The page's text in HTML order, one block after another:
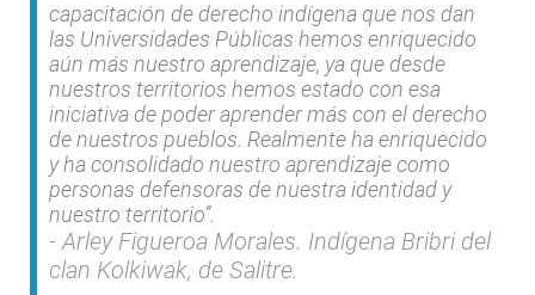
capacitación de derecho indígena que nos dan
las Universidades Públicas hemos enriquecido
aún más nuestro aprendizaje, ya que desde
nuestros territorios hemos estado con esa
iniciativa de poder aprender más con el derecho
de nuestros pueblos. Realmente ha enriquecido
y ha consolidado nuestro aprendizaje como
personas defensoras de nuestra identidad y
nuestro territorio”.
Arley Figueroa Morales. Indígena Bribri del
clan Kolkiwak, de Salitre.